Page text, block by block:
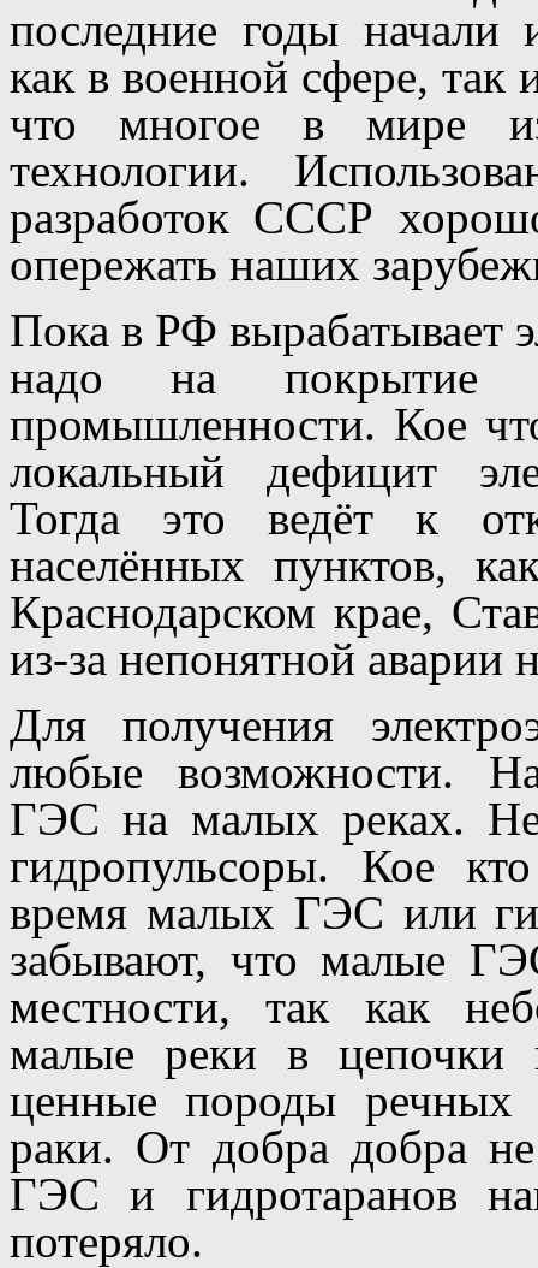
последние годы начали
как в военной сфере,
что многое в мире
технологии.
разработок СССР
опережать наших
Пока в РФ вырабатывает
надо на покрытие
промышленности. Кое
локальный дефицит
Тогда это ведёт к
населённых пунктов,
Краснодарском крае,
из-за непонятной аварии
Для получения
любые возможности.
ГЭС на малых реках. Не
гидропульсоры. Кое
время малых ГЭС или
забывают, что малые
местности, так как
малые реки в цепочки
ценные породы
раки. От добра добра
ГЭС и гидротаранов
потеряло.